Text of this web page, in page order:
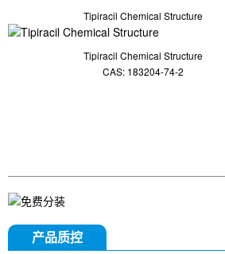
Tipiracil Chemical Structure
Tipiracil Chemical Structure
CAS: 183204-74-2
产品质控